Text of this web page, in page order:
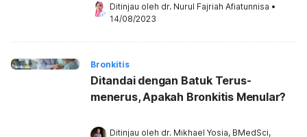
Ditinjau oleh dr. Nurul Fajriah Afiatunnisa •
14/08/2023
Bronkitis
Ditandai dengan Batuk Terus-
menerus, Apakah Bronkitis Menular?
Ditinjau oleh dr. Mikhael Yosia, BMedSci,